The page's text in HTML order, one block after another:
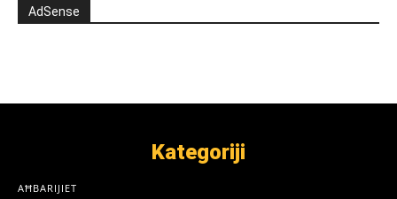
AdSense
Kategoriji
AĦBARIJIET